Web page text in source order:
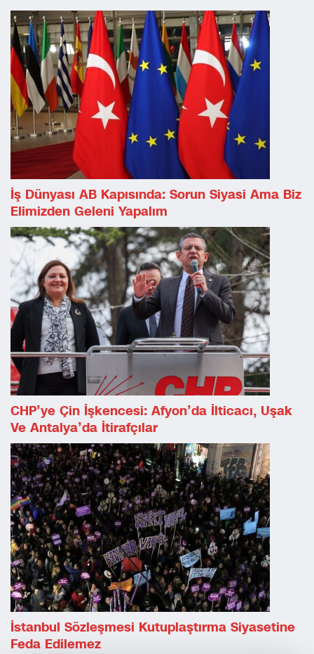
İş Dünyası AB Kapısında: Sorun Siyasi Ama Biz
Elimizden Geleni Yapalım
CHP’ye Çin İşkencesi: Afyon’da İlticacı, Uşak
Ve Antalya’da İtirafçılar
İstanbul Sözleşmesi Kutuplaştırma Siyasetine
Feda Edilemez